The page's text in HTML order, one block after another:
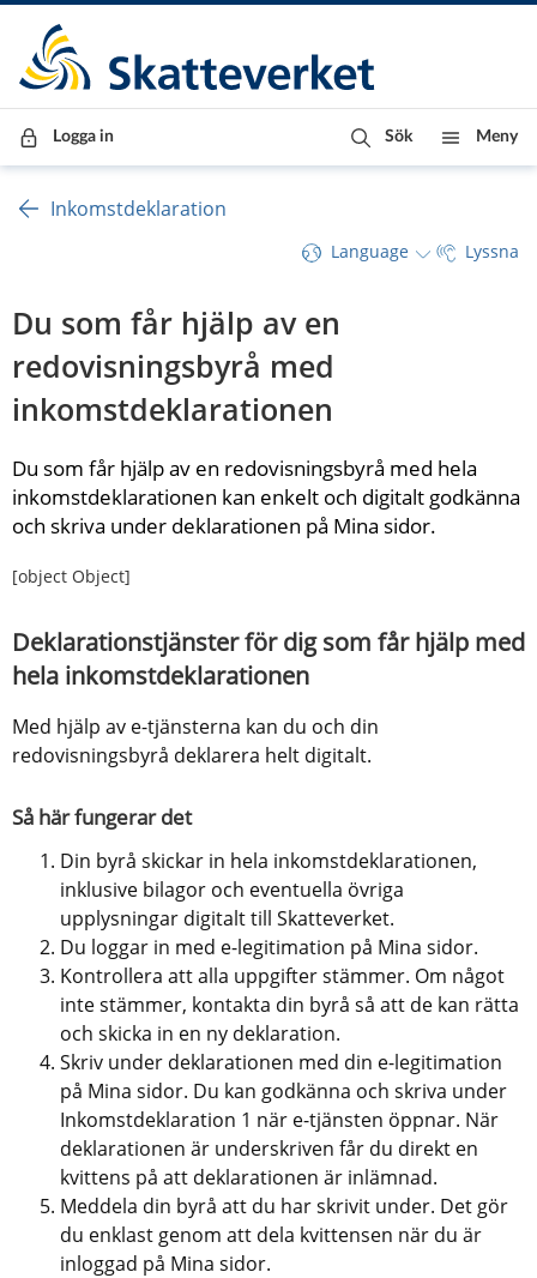
Till innehåll
Till navigationen
Till chattrobot
Logga in Sök Meny
Inkomstdeklaration
Language Lyssna
Du som får hjälp av en
redovisningsbyrå med
inkomstdeklarationen
Du som får hjälp av en redovisningsbyrå med hela
inkomstdeklarationen kan enkelt och digitalt godkänna
och skriva under deklarationen på Mina sidor.
[object Object]
Deklarationstjänster för dig som får hjälp med
hela inkomstdeklarationen
Med hjälp av e-tjänsterna kan du och din
redovisningsbyrå deklarera helt digitalt.
Så här fungerar det
Din byrå skickar in hela inkomstdeklarationen,
inklusive bilagor och eventuella övriga
upplysningar digitalt till Skatteverket.
Du loggar in med e-legitimation på Mina sidor.
Kontrollera att alla uppgifter stämmer. Om något
inte stämmer, kontakta din byrå så att de kan rätta
och skicka in en ny deklaration.
Skriv under deklarationen med din e-legitimation
på Mina sidor. Du kan godkänna och skriva under
Inkomstdeklaration 1 när e-tjänsten öppnar. När
deklarationen är underskriven får du direkt en
kvittens på att deklarationen är inlämnad.
Meddela din byrå att du har skrivit under. Det gör
du enklast genom att dela kvittensen när du är
inloggad på Mina sidor.